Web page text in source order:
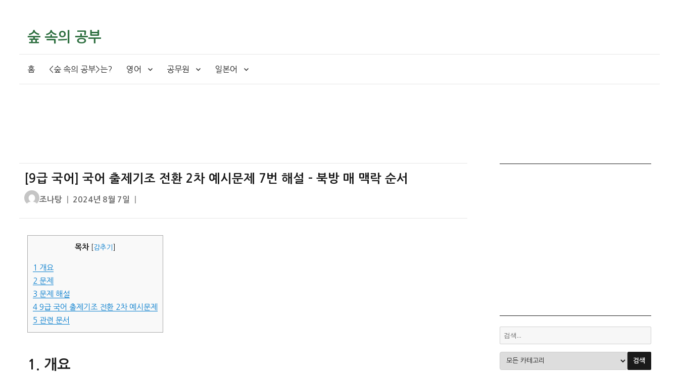
숲 속의 공부
홈 <숲 속의 공부>는? 영어 공무원 일본어
[9급 국어] 국어 출제기조 전환 2차 예시문제 7번 해설 – 북방 매 맥락 순서
글
조나탕
작
자
2024년 8월 7일
목차 감추기
1 개요
2 문제
3 문제 해설
4 9급 국어 출제기조 전환 2차 예시문제
5 관련 문서
개요